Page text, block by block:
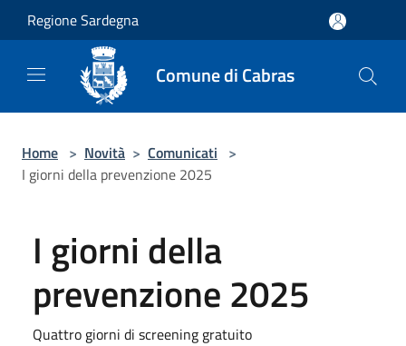
Salta al contenuto principale
Regione Sardegna
Comune di Cabras
Home > Novità > Comunicati >
I giorni della prevenzione 2025
I giorni della
prevenzione 2025
Quattro giorni di screening gratuito